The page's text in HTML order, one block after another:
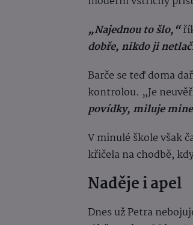
„Najednou to šlo,“
dobře, nikdo ji
Barče se teď doma
kontrolou. „Je
povídky, miluje
V minulé škole však
křičela na chodbě,
Naděje i apel
Dnes už Petra